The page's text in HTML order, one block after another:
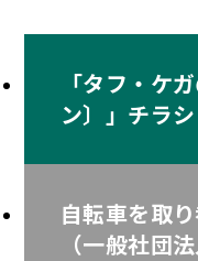
「タフ・ケ
ン〕」チラシ
自転車を取
（一般社団